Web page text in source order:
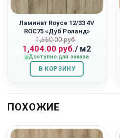
Ламинат Royce 12/33 4V
ROC75 «Дуб Роланд»
1,560.00руб.
Первоначальная
цена
составляла
1,560.00
руб..
1,404.00 руб.
Текущая
цена:
1,404.00
руб..
/ м2
Доступно для заказа
В КОРЗИНУ
ПОХОЖИЕ